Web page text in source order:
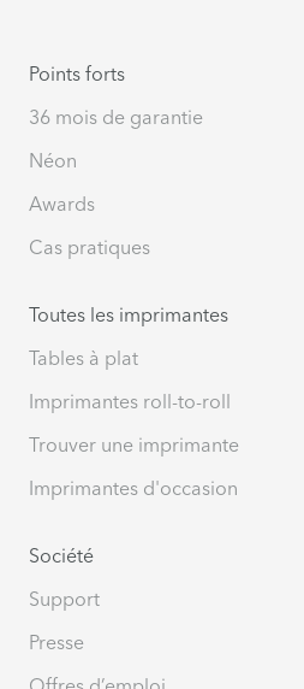
Points forts
36 mois de garantie
Néon
Awards
Cas pratiques
Toutes les imprimantes
Tables à plat
Imprimantes roll-to-roll
Trouver une imprimante
Imprimantes d'occasion
Société
Support
Presse